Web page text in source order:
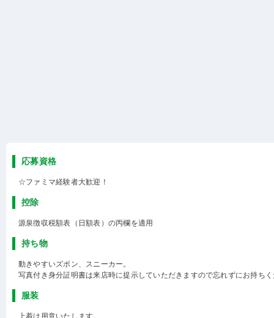
応募資格
☆ファミマ経験者大歓迎！
控除
源泉徴収税額表（日額表）の丙欄を適用
持ち物
動きやすいズボン、スニーカー。
写真付き身分証明書は来店時に提示していただきますので忘れずにお持ち
服装
上着は用意いたします。